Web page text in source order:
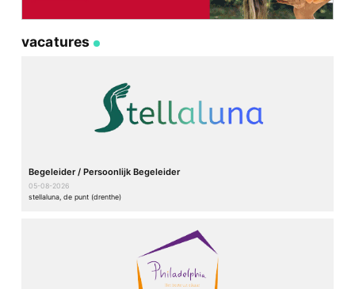
vacatures
Begeleider / Persoonlijk Begeleider
05-08-2026
stellaluna, de punt (drenthe)